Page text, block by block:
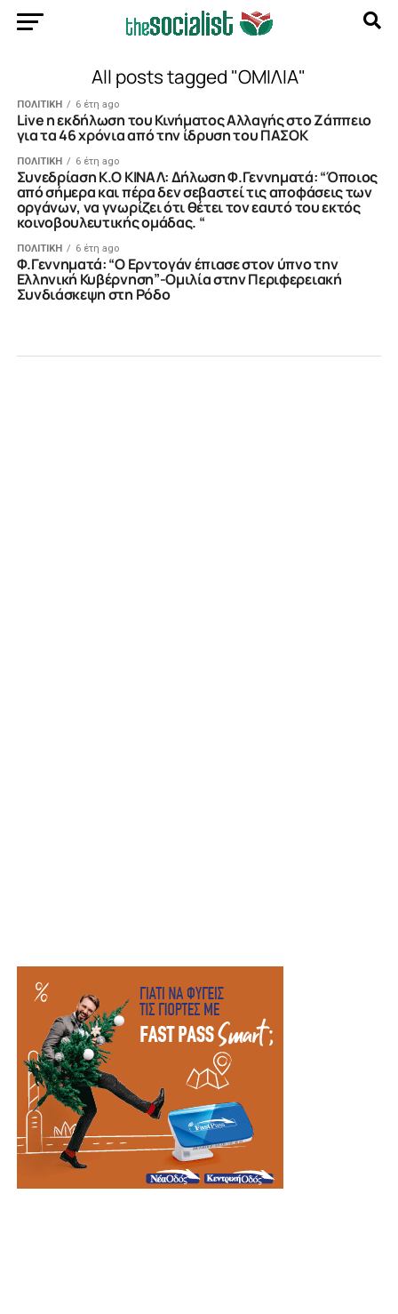
All posts tagged "ΟΜΙΛΙΑ"
ΠΟΛΙΤΙΚΗ 6 έτη ago
Live η εκδήλωση του Κινήματος Αλλαγής στο Ζάππειο
για τα 46 χρόνια από την ίδρυση του ΠΑΣΟΚ
ΠΟΛΙΤΙΚΗ 6 έτη ago
Συνεδρίαση Κ.Ο ΚΙΝΑΛ: Δήλωση Φ.Γεννηματά: “Όποιος
από σήμερα και πέρα δεν σεβαστεί τις αποφάσεις των
οργάνων, να γνωρίζει ότι θέτει τον εαυτό του εκτός
κοινοβουλευτικής ομάδας. “
ΠΟΛΙΤΙΚΗ 6 έτη ago
Φ.Γεννηματά: “Ο Ερντογάν έπιασε στον ύπνο την
Ελληνική Κυβέρνηση”-Ομιλία στην Περιφερειακή
Συνδιάσκεψη στη Ρόδο